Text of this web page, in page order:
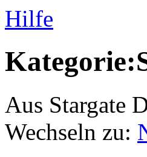
Hilfe
Aus Stargate
Wechseln zu: